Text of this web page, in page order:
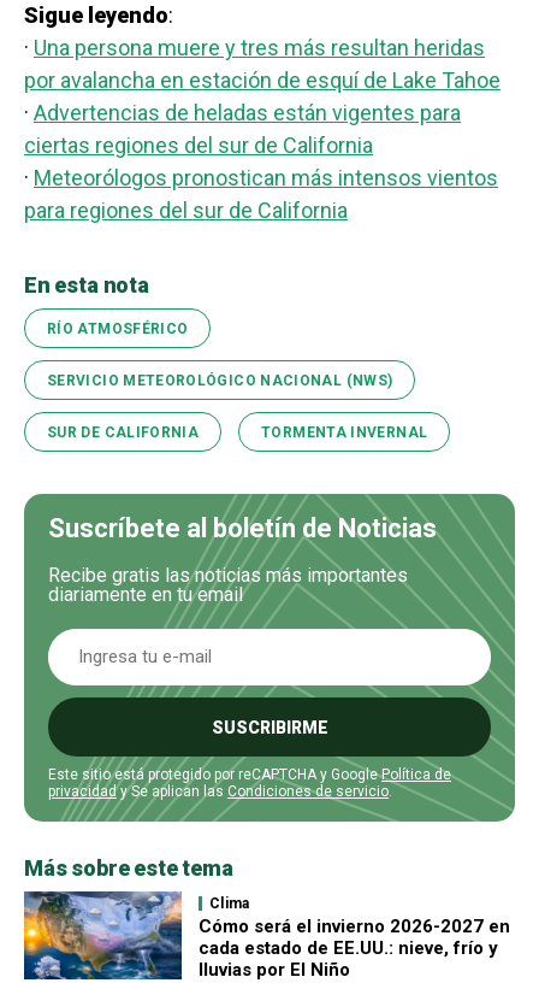
Sigue leyendo:
· Una persona muere y tres más resultan heridas
por avalancha en estación de esquí de Lake Tahoe
· Advertencias de heladas están vigentes para
ciertas regiones del sur de California
· Meteorólogos pronostican más intensos vientos
para regiones del sur de California
En esta nota
RÍO ATMOSFÉRICO
SERVICIO METEOROLÓGICO NACIONAL (NWS)
SUR DE CALIFORNIA TORMENTA INVERNAL
Suscríbete al boletín de Noticias
Recibe gratis las noticias más importantes
diariamente en tu email
SUSCRIBIRME
Este sitio está protegido por reCAPTCHA y GooglePolítica de
privacidady Se aplican las Condiciones de servicio.
Más sobre este tema
Clima
Cómo será el invierno 2026-2027 en
cada estado de EE.UU.: nieve, frío y
lluvias por El Niño